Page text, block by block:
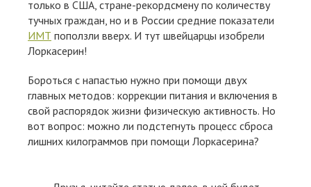
только в США, стране-рекордсмену по количеству
тучных граждан, но и в России средние показатели
ИМТ поползли вверх. И тут швейцарцы изобрели
Лоркасерин!
Бороться с напастью нужно при помощи двух
главных методов: коррекции питания и включения в
свой распорядок жизни физическую активность. Но
вот вопрос: можно ли подстегнуть процесс сброса
лишних килограммов при помощи Лоркасерина?